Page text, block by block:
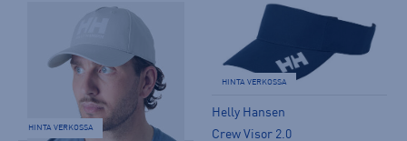
HINTA VERKOSSA
HINTA VERKOSSA
Helly Hansen
Crew Visor 2.0